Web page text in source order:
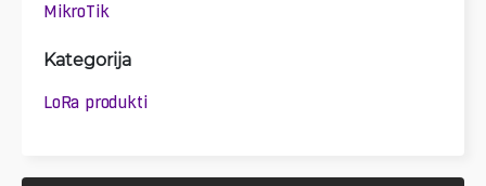
MikroTik
Kategorija
LoRa produkti